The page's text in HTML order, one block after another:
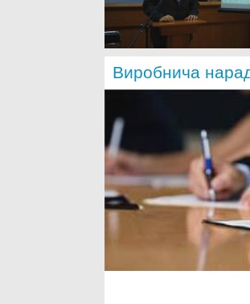
Виробнича